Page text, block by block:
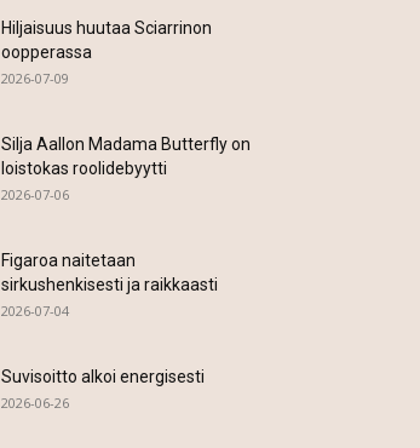
Hiljaisuus huutaa Sciarrinon
oopperassa
2026-07-09
Silja Aallon Madama Butterfly on
loistokas roolidebyytti
2026-07-06
Figaroa naitetaan
sirkushenkisesti ja raikkaasti
2026-07-04
Suvisoitto alkoi energisesti
2026-06-26